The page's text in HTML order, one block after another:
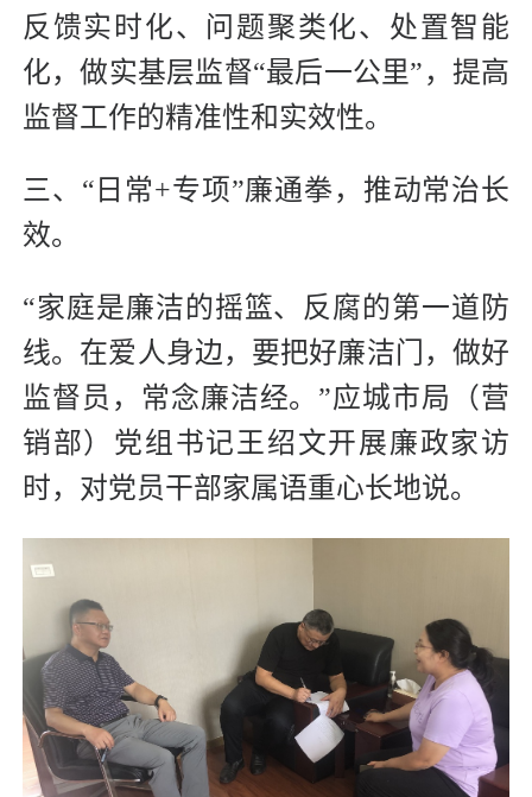
反馈实时化、问题聚类化、处置智能
化，做实基层监督“最后一公里”，提高
监督工作的精准性和实效性。
三、“日常+专项”廉通拳，推动常治长
效。
“家庭是廉洁的摇篮、反腐的第一道防
线。在爱人身边，要把好廉洁门，做好
监督员，常念廉洁经。”应城市局（营
销部）党组书记王绍文开展廉政家访
时，对党员干部家属语重心长地说。